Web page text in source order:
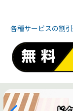
各種サービスの割